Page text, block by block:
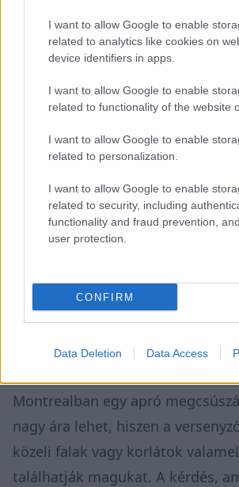
I want to allow Google to enable
related to analytics like cookies on
device identifiers in apps.
I want to allow Google to enable
related to functionality of the website
I want to allow Google to enable
related to personalization.
I want to allow Google to enable
related to security, including
functionality and fraud prevention,
user protection.
CONFIRM
Data Deletion Data Access
Montrealban egy apró
nagy ára lehet, hiszen a
közeli falak vagy korlátok
találhatják magukat. A kérdés,